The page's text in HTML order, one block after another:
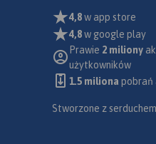
4,8w app store
4,8w google play
Prawie 2 miliony
użytkowników
1.5 miliona pobrań
Stworzone z serduchem